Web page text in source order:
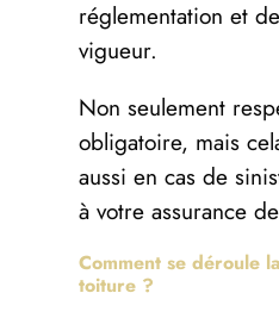
réglementation et
vigueur.
Non seulement
obligatoire, mais
aussi en cas de
à votre assurance
Comment se déroule
toiture ?